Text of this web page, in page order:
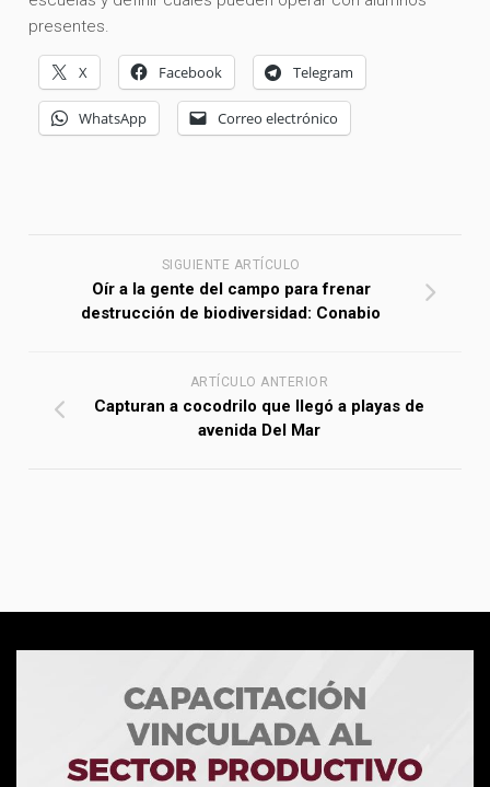
presentes.
X Facebook Telegram
WhatsApp Correo electrónico
SIGUIENTE ARTÍCULO
Oír a la gente del campo para frenar
destrucción de biodiversidad: Conabio
ARTÍCULO ANTERIOR
Capturan a cocodrilo que llegó a playas de
avenida Del Mar